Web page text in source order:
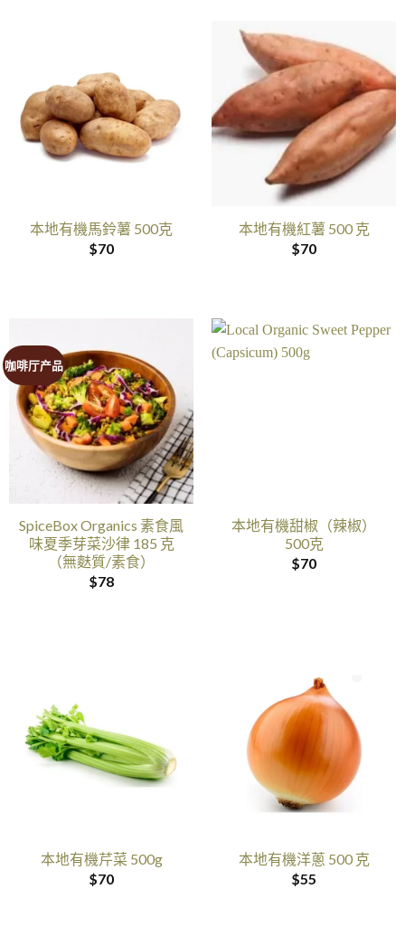
本地有機馬鈴薯 500克
$70
本地有機紅薯 500 克
$70
咖啡厅产品
SpiceBox Organics 素食風
味夏季芽菜沙律 185 克
（無麩質/素食）
$78
本地有機甜椒（辣椒）
500克
$70
本地有機芹菜 500g
$70
本地有機洋蔥 500 克
$55